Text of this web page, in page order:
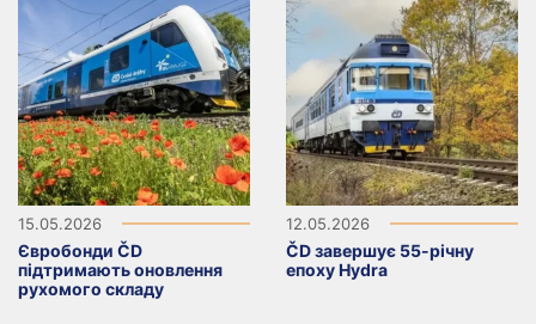
15.05.2026
Євробонди ČD
підтримають оновлення
рухомого складу
12.05.2026
ČD завершує 55-річну
епоху Hydra